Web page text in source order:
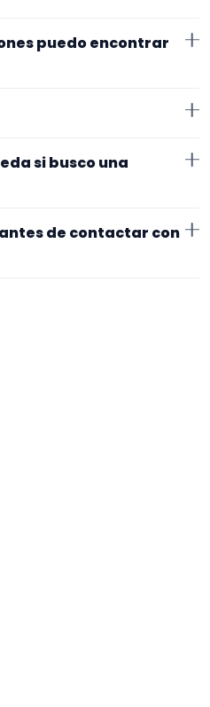
puedo encontrar
repertorio, tamaño
de la zona y otros se
gastos.
si busco una
y la zona. Si ya sabes el
el filtro de tipo de
con opciones más
de contactar con